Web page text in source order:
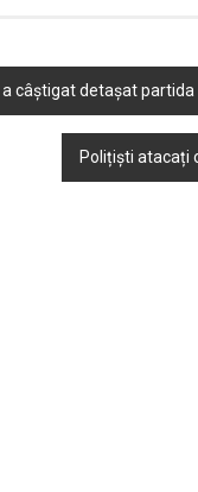
a câștigat detașat
Polițiști atacați